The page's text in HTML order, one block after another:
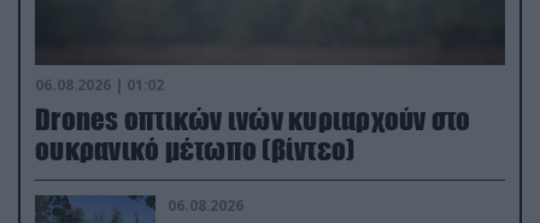
06.08.2026 | 01:02
Drones οπτικών ινών κυριαρχούν στο
ουκρανικό μέτωπο (βίντεο)
06.08.2026